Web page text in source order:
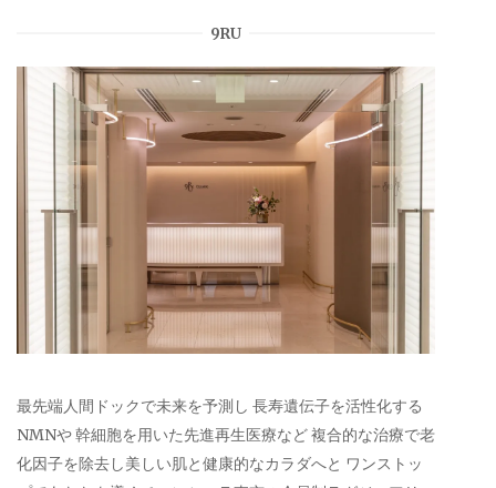
9RU
最先端人間ドックで未来を予測し 長寿遺伝子を活性化する
NMNや 幹細胞を用いた先進再生医療など 複合的な治療で老
化因子を除去し美しい肌と健康的なカラダへと ワンストッ